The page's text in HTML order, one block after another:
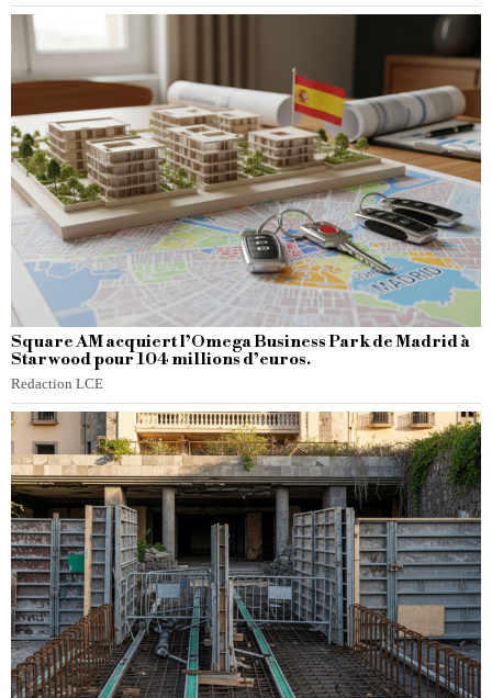
Square AM acquiert l’Omega Business Park de Madrid à
Starwood pour 104 millions d’euros.
Redaction LCE